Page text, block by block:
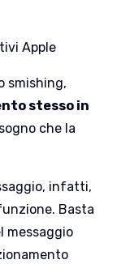
Apple
smishing,
stesso in
che la
infatti,
Basta
messaggio